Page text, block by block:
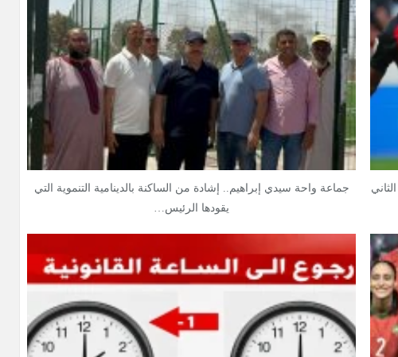
جماعة واحة سيدي إبراهيم.. إشادة من الساكنة بالدينامية التنموية التي
يقودها الرئيس…